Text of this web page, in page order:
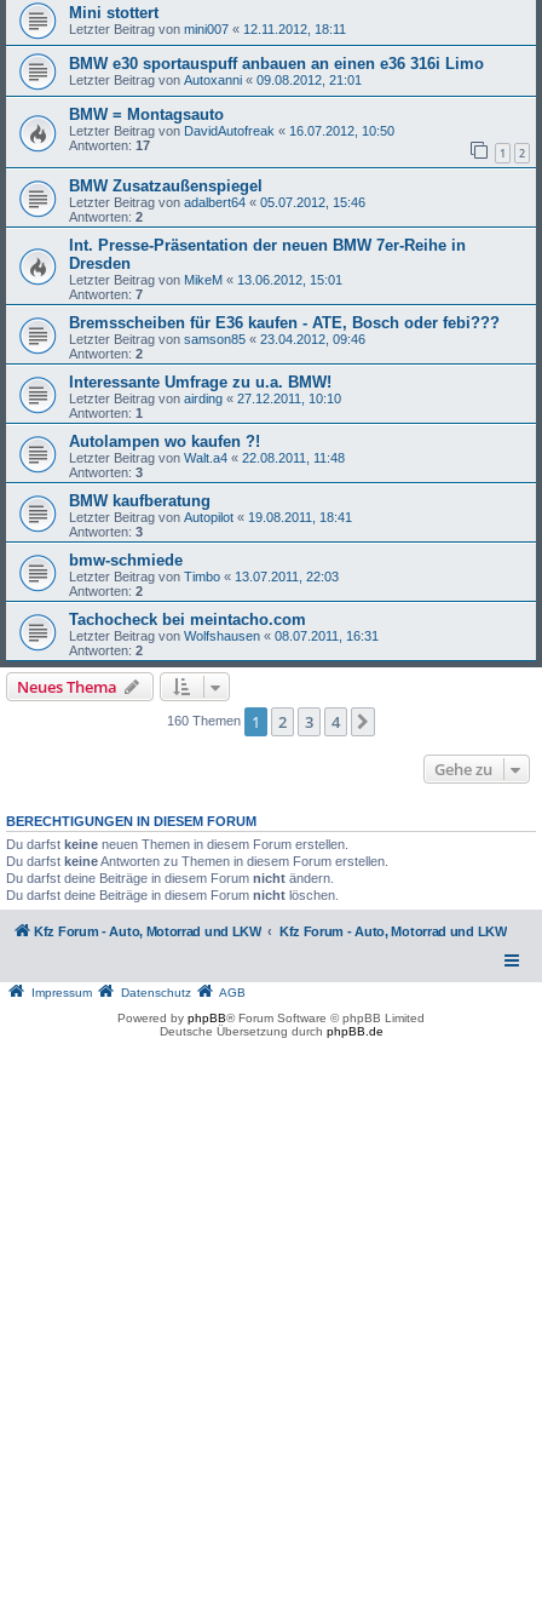
Mini stottert
Letzter Beitrag von mini007 « 12.11.2012, 18:11
BMW e30 sportauspuff anbauen an einen e36 316i Limo
Letzter Beitrag von Autoxanni « 09.08.2012, 21:01
BMW = Montagsauto
Letzter Beitrag von DavidAutofreak « 16.07.2012, 10:50
Antworten: 17 1 2
BMW Zusatzaußenspiegel
Letzter Beitrag von adalbert64 « 05.07.2012, 15:46
Antworten: 2
Int. Presse-Präsentation der neuen BMW 7er-Reihe in
Dresden
Letzter Beitrag von MikeM « 13.06.2012, 15:01
Antworten: 7
Bremsscheiben für E36 kaufen - ATE, Bosch oder febi???
Letzter Beitrag von samson85 « 23.04.2012, 09:46
Antworten: 2
Interessante Umfrage zu u.a. BMW!
Letzter Beitrag von airding « 27.12.2011, 10:10
Antworten: 1
Autolampen wo kaufen ?!
Letzter Beitrag von Walt.a4 « 22.08.2011, 11:48
Antworten: 3
BMW kaufberatung
Letzter Beitrag von Autopilot « 19.08.2011, 18:41
Antworten: 3
bmw-schmiede
Letzter Beitrag von Timbo « 13.07.2011, 22:03
Antworten: 2
Tachocheck bei meintacho.com
Letzter Beitrag von Wolfshausen « 08.07.2011, 16:31
Antworten: 2
Neues Thema
160 Themen 1 2 3 4
Gehe zu
BERECHTIGUNGEN IN DIESEM FORUM
Du darfst keine neuen Themen in diesem Forum erstellen.
Du darfst keineAntworten zu Themen in diesem Forum erstellen.
Du darfst deine Beiträge in diesem Forum nicht ändern.
Du darfst deine Beiträge in diesem Forum nicht löschen.
Kfz Forum - Auto, Motorrad und LKW Kfz Forum - Auto, Motorrad und LKW
Impressum Datenschutz
AGB
Powered by phpBB® Forum Software © phpBB Limited
Deutsche Übersetzung durch phpBB.de